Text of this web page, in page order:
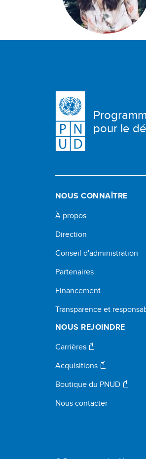
pour le
NOUS CONNAÎTRE
À propos
Direction
Conseil d'administration
Partenaires
Financement
Transparence et
NOUS REJOINDRE
Carrières
Acquisitions
Boutique du PNUD
Nous contacter